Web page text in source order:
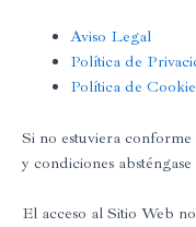
Aviso Legal
Política de
Política de
Si no estuviera conforme
y condiciones
El acceso al Sitio Web